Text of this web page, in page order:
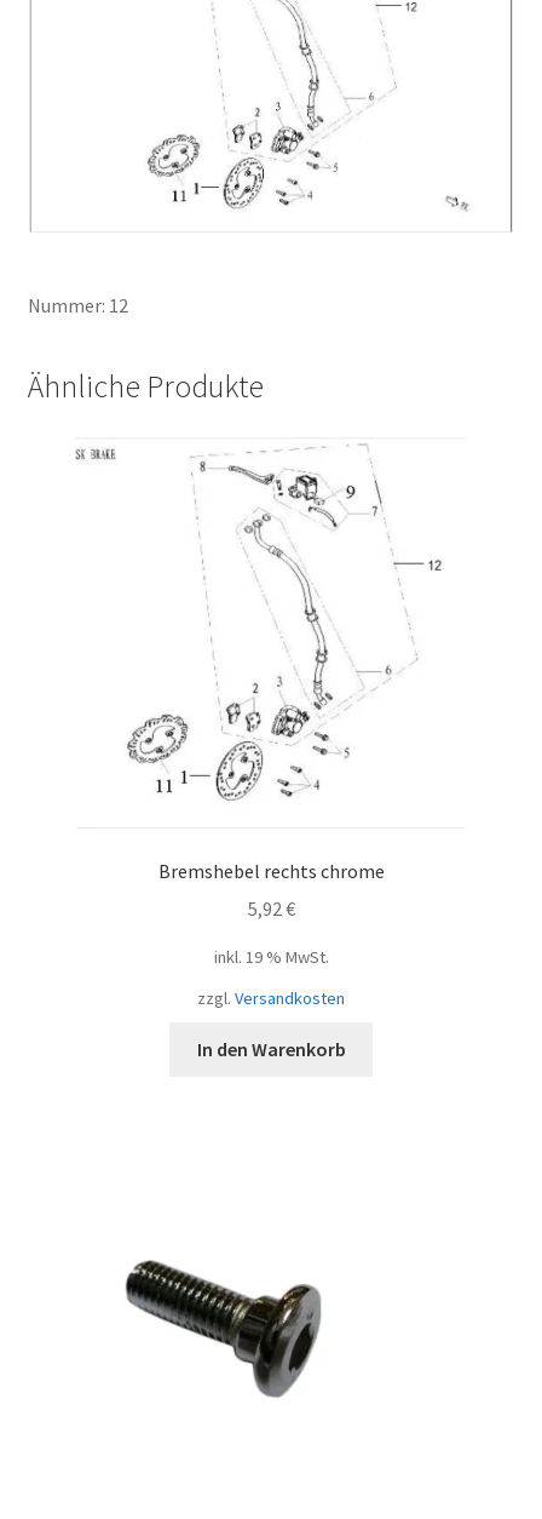
Nummer: 12
Ähnliche Produkte
Bremshebel rechts chrome
5,92 €
inkl. 19 % MwSt.
zzgl. Versandkosten
In den Warenkorb